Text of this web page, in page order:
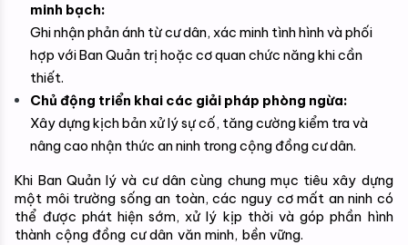
minh bạch:
Ghi nhận phản ánh từ cư dân, xác minh tình hình và phối
hợp với Ban Quản trị hoặc cơ quan chức năng khi cần
thiết.
Chủ động triển khai các giải pháp phòng ngừa:
Xây dựng kịch bản xử lý sự cố, tăng cường kiểm tra và
nâng cao nhận thức an ninh trong cộng đồng cư dân.
Khi Ban Quản lý và cư dân cùng chung mục tiêu xây dựng
một môi trường sống an toàn, các nguy cơ mất an ninh có
thể được phát hiện sớm, xử lý kịp thời và góp phần hình
thành cộng đồng cư dân văn minh, bền vững.